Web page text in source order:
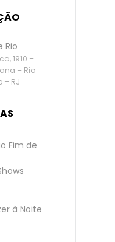
Rio
1910 –
– Rio
– RJ
Fim de
à Noite